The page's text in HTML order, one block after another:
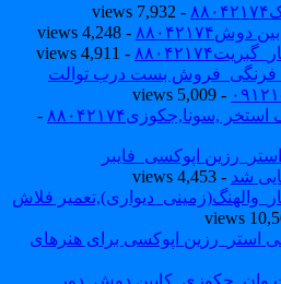
- 7,932 views
- 4,248 views
- 4,911 views
بست درب توالت
- 5,009 views
-
اپوکسی_فایبر
شد- 4,453 views
فلاش
اپوکسی برای هنرهای
دوش_دور